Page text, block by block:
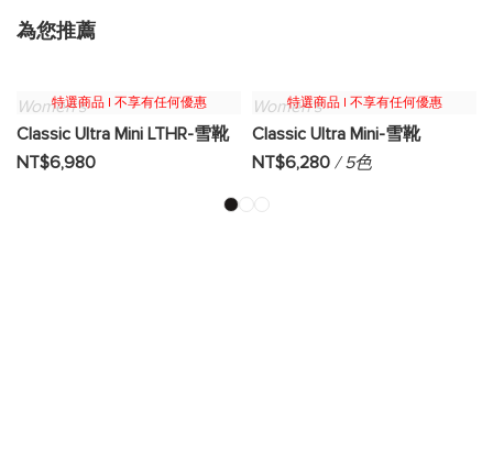
為您推薦
特選商品 | 不享有任何優惠
Women's
Classic Ultra Mini LTHR-雪靴
NT$6,980
特選商品 | 不享有任何優惠
Women's
Classic Ultra Mini-雪靴
NT$6,280 / 5色